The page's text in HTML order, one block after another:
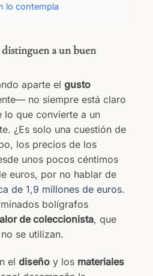
lo contempla
distinguen a un buen
aparte el gusto
no siempre está claro
lo que convierte a un
¿Es solo una cuestión de
los precios de los
unos pocos céntimos
euros, por no hablar de
de 1,9 millones de euros.
bolígrafos
de coleccionista, que
se utilizan.
el diseño y los materiales